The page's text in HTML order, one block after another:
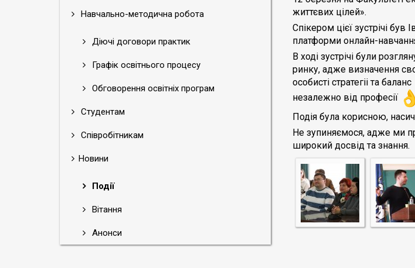
Навчально-методична робота
Діючі договори практик
Графік освітнього процесу
Обговорення освітніх програм
Студентам
Співробітникам
Новини
Події
Вітання
Анонси
життєвих цілей».
Спікером цієї зустрічі
платформи онлайн-
В ході зустрічі були
ринку, адже визначення
особисті стратегіі та
незалежно від професії
Подія була корисною,
Не зупиняємося, адже ми
широкий досвід та знання.